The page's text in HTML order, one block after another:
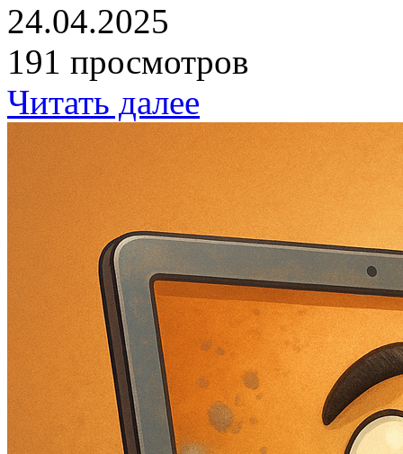
24.04.2025
191 просмотров
Читать далее